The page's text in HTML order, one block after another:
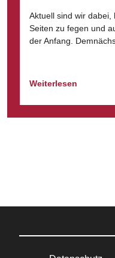
Aktuell sind wir
Seiten zu fegen und
der Anfang.
Weiterlesen